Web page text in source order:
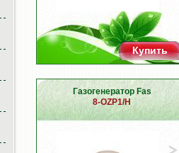
Купить
Газогенератор Fas
8-OZP1/H